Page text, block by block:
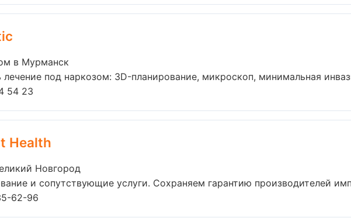
в Мурманск
под наркозом: 3D-планирование, микроскоп, минимальная
54 23
Health
Новгород
и сопутствующие услуги. Сохраняем гарантию производителей
62-96